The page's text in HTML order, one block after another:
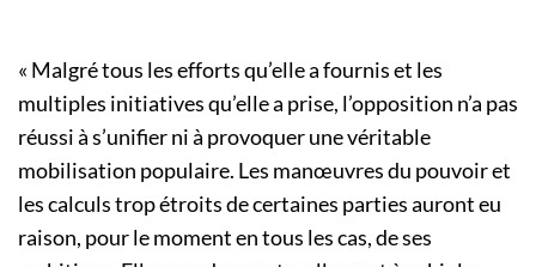
« Malgré tous les efforts qu’elle a fournis et les
multiples initiatives qu’elle a prise, l’opposition n’a pas
réussi à s’unifier ni à provoquer une véritable
mobilisation populaire. Les manœuvres du pouvoir et
les calculs trop étroits de certaines parties auront eu
raison, pour le moment en tous les cas, de ses